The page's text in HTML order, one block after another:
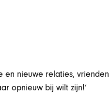
en nieuwe relaties, vrienden
opnieuw bij wilt zijn!’